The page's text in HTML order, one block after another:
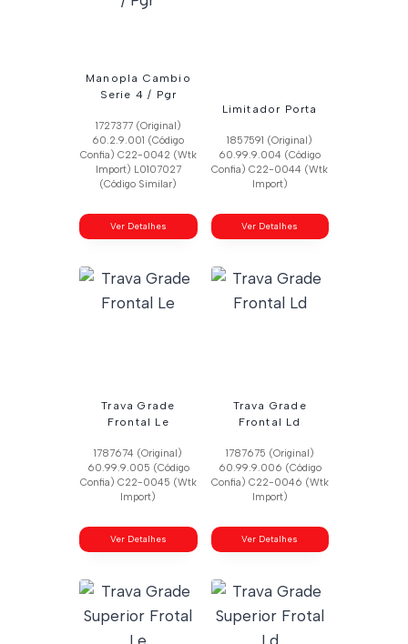
Manopla Cambio
Serie 4 / Pgr
1727377 (Original)
60.2.9.001 (Código
Confia) C22-0042 (Wtk
Import) L0107027
(Código Similar)
Ver Detalhes
Limitador Porta
1857591 (Original)
60.99.9.004 (Código
Confia) C22-0044 (Wtk
Import)
Ver Detalhes
Trava Grade
Frontal Le
1787674 (Original)
60.99.9.005 (Código
Confia) C22-0045 (Wtk
Import)
Ver Detalhes
Trava Grade
Frontal Ld
1787675 (Original)
60.99.9.006 (Código
Confia) C22-0046 (Wtk
Import)
Ver Detalhes